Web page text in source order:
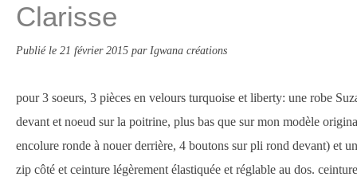
Clarisse
Publié le 21 février 2015 par Igwana créations
pour 3 soeurs, 3 pièces en velours turquoise et liberty: une robe
devant et noeud sur la poitrine, plus bas que sur mon modèle
encolure ronde à nouer derrière, 4 boutons sur pli rond devant) et
zip côté et ceinture légèrement élastiquée et réglable au dos.